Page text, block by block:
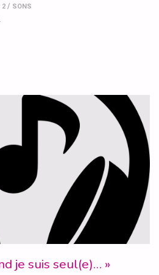
2/ SONS
je suis seul(e)… »